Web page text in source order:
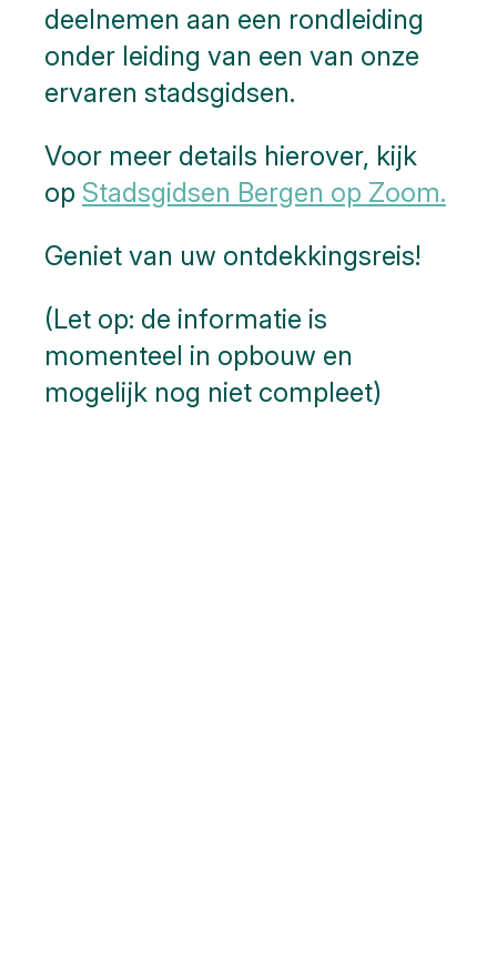
deelnemen aan een rondleiding
onder leiding van een van onze
ervaren stadsgidsen.
Voor meer details hierover, kijk
op Stadsgidsen Bergen op Zoom.
Geniet van uw ontdekkingsreis!
(Let op: de informatie is
momenteel in opbouw en
mogelijk nog niet compleet)